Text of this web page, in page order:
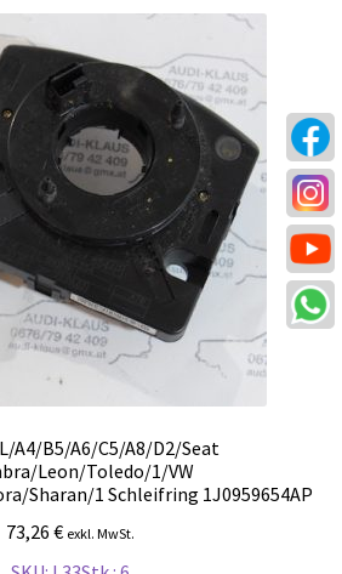
A4/B5/A6/C5/A8/D2/Seat
Leon/Toledo/1/VW
Sharan/1 Schleifring 1J0959654AP
73,26 € exkl. MwSt.